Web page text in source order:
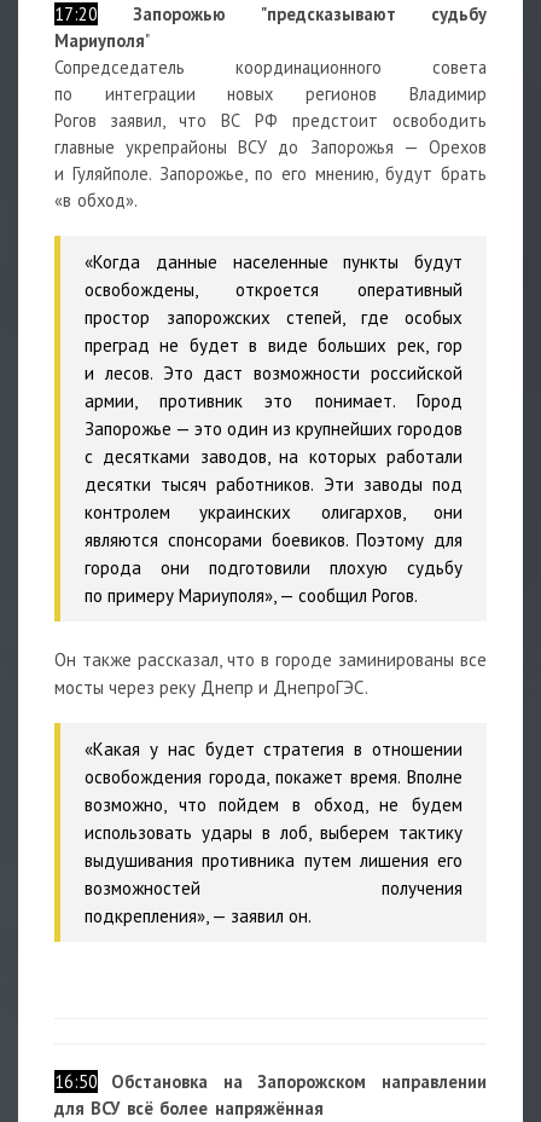
17:20
Запорожью "предсказывают судьбу
Мариуполя"
Сопредседатель координационного совета
по интеграции новых регионов
Владимир
Рогов
заявил, что ВС РФ предстоит освободить
главные укрепрайоны ВСУ до Запорожья — Орехов
и Гуляйполе. Запорожье, по его мнению, будут брать
«в обход».
«Когда данные населенные пункты будут
освобождены, откроется оперативный
простор запорожских степей, где особых
преград не будет в виде больших рек, гор
и лесов. Это даст возможности российской
армии, противник это понимает. Город
Запорожье — это один из крупнейших городов
с десятками заводов, на которых работали
десятки тысяч работников. Эти заводы под
контролем украинских олигархов, они
являются спонсорами боевиков. Поэтому для
города они подготовили плохую судьбу
по примеру Мариуполя», — сообщил Рогов.
Он также рассказал, что в городе заминированы все
мосты через реку Днепр и ДнепроГЭС.
«Какая у нас будет стратегия в отношении
освобождения города, покажет время. Вполне
возможно, что пойдем в обход, не будем
использовать удары в лоб, выберем тактику
выдушивания противника путем лишения его
возможностей получения
подкрепления», — заявил он.
16:50
Обстановка на Запорожском направлении
для ВСУ всё более напряжённая